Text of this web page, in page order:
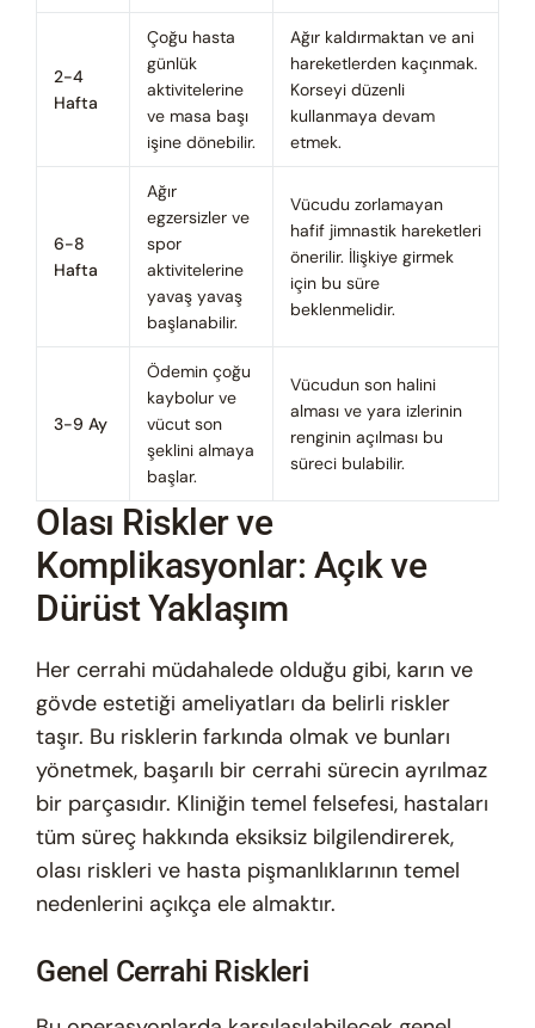
2-4
Hafta
Çoğu hasta
günlük
aktivitelerine
ve masa başı
işine dönebilir.
Ağır kaldırmaktan ve ani
hareketlerden kaçınmak.
Korseyi düzenli
kullanmaya devam
etmek.
6-8
Hafta
Ağır
egzersizler ve
spor
aktivitelerine
yavaş yavaş
başlanabilir.
Vücudu zorlamayan
hafif jimnastik hareketleri
önerilir. İlişkiye girmek
için bu süre
beklenmelidir.
3-9 Ay
Ödemin çoğu
kaybolur ve
vücut son
şeklini almaya
başlar.
Vücudun son halini
alması ve yara izlerinin
renginin açılması bu
süreci bulabilir.
Olası Riskler ve
Komplikasyonlar: Açık ve
Dürüst Yaklaşım
Her cerrahi müdahalede olduğu gibi, karın ve
gövde estetiği ameliyatları da belirli riskler
taşır. Bu risklerin farkında olmak ve bunları
yönetmek, başarılı bir cerrahi sürecin ayrılmaz
bir parçasıdır. Kliniğin temel felsefesi, hastaları
tüm süreç hakkında eksiksiz bilgilendirerek,
olası riskleri ve hasta pişmanlıklarının temel
nedenlerini açıkça ele almaktır.
Genel Cerrahi Riskleri